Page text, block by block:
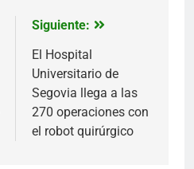
Siguiente:
El Hospital
Universitario de
Segovia llega a las
270 operaciones con
el robot quirúrgico